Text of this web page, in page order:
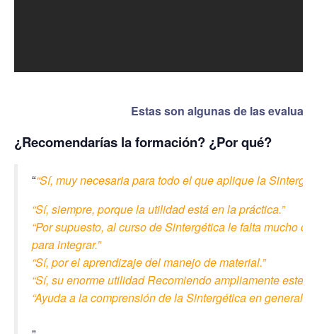
Estas son algunas de las
¿Recomendarías la formación? ¿Por qué?
“Sí, muy necesaria para todo el que aplique la
“Sí, siempre, porque la utilidad está en la práctica.”
“Por supuesto, al curso de Sintergética le falta mucho
para integrar.”
“Sí, por el aprendizaje del manejo de material.”
“Sí, su enorme utilidad Recomiendo ampliamente este
“Ayuda a la comprensión de la Sintergética en general.”